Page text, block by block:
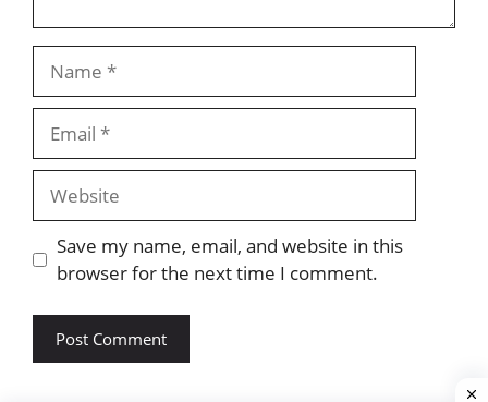
Website
Save my name, email, and website in this
browser for the next time I comment.